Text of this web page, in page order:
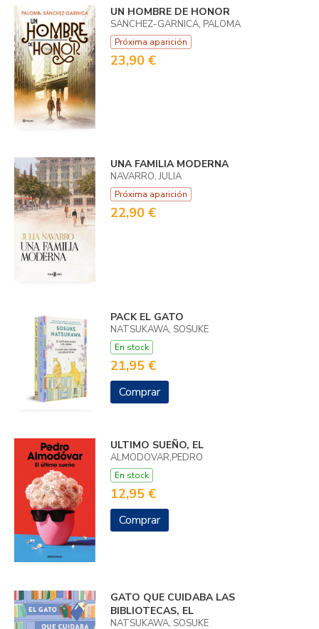
UN HOMBRE DE HONOR
SÁNCHEZ-GARNICA, PALOMA
Próxima aparición
23,90 €
UNA FAMILIA MODERNA
NAVARRO, JULIA
Próxima aparición
22,90 €
PACK EL GATO
NATSUKAWA, SOSUKE
En stock
21,95 €
Comprar
ULTIMO SUEÑO, EL
ALMODOVAR,PEDRO
En stock
12,95 €
Comprar
GATO QUE CUIDABA LAS
BIBLIOTECAS, EL
NATSUKAWA, SOSUKE